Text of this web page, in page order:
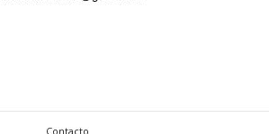
Contacto